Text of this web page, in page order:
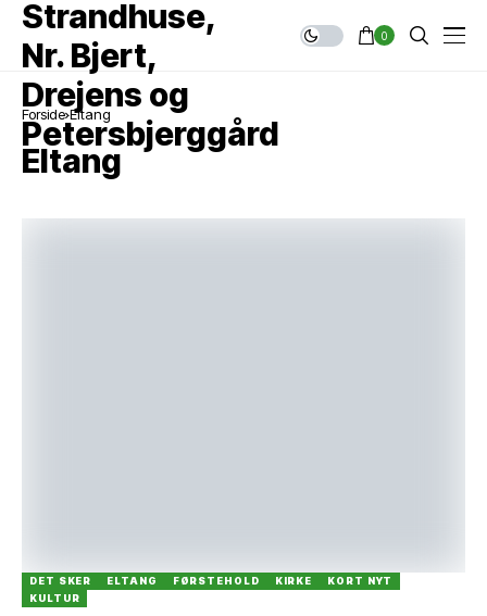
0
Forside Eltang
Eltang
DET SKER ELTANG FØRSTEHOLD KIRKE
KORT NYT
KULTUR